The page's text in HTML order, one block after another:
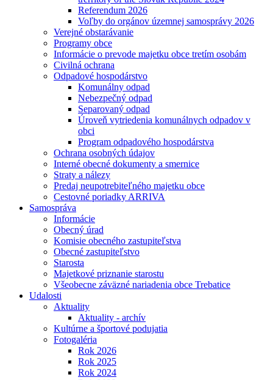
Referendum 2026
Voľby do orgánov územnej samosprávy 2026
Verejné obstarávanie
Programy obce
Informácie o prevode majetku obce tretím osobám
Civilná ochrana
Odpadové hospodárstvo
Komunálny odpad
Nebezpečný odpad
Separovaný odpad
Úroveň vytriedenia komunálnych odpadov v
obci
Program odpadového hospodárstva
Ochrana osobných údajov
Interné obecné dokumenty a smernice
Straty a nálezy
Predaj neupotrebiteľného majetku obce
Cestovné poriadky ARRIVA
Samospráva
Informácie
Obecný úrad
Komisie obecného zastupiteľstva
Obecné zastupiteľstvo
Starosta
Majetkové priznanie starostu
Všeobecne záväzné nariadenia obce Trebatice
Udalosti
Aktuality
Aktuality - archív
Kultúrne a športové podujatia
Fotogaléria
Rok 2026
Rok 2025
Rok 2024